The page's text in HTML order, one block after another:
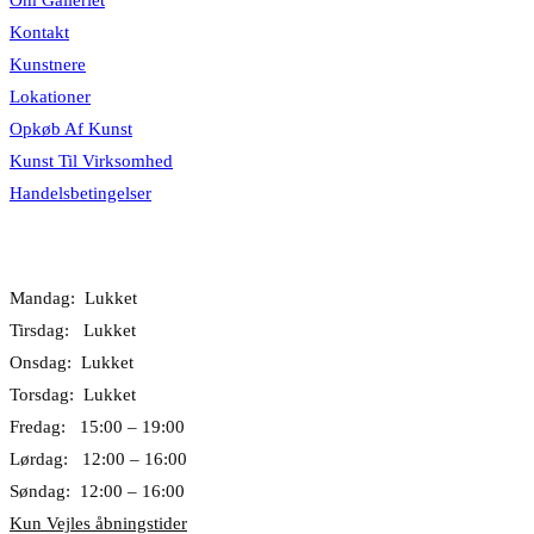
Kontakt
Kunstnere
Lokationer
Opkøb Af Kunst
Kunst Til Virksomhed
Handelsbetingelser
Mandag: Lukket
Tirsdag: Lukket
Onsdag: Lukket
Torsdag: Lukket
Fredag: 15:00 – 19:00
Lørdag: 12:00 – 16:00
Søndag: 12:00 – 16:00
Kun Vejles åbningstider